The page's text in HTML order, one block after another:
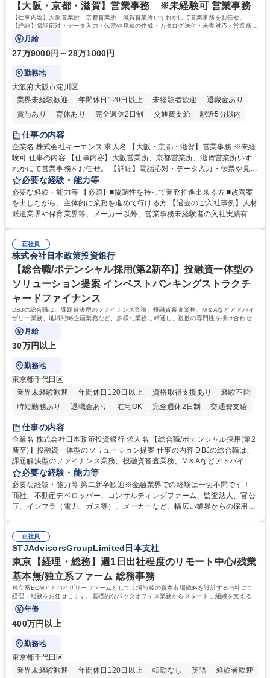
を込めてコミュニケーションをとりながら広報関連業務を行っておりま
す。 学歴・資格 学歴：大学院 大学 高専 短大 専修学校 高校 語学力： 資
格：
【大阪・京都・滋賀】営業事務 ※未経験可 営業事務
【仕事内容】大阪営業所、京都営業所、滋賀営業所いずれかにて営業事務をお任せ。
【詳細】電話応対・データ入力・伝票や見積の作成・カタログ送付・来客対応・営業所内
で発生する事務業務や業務改善をお任せ。
月給
27万9000円～28万1000円
勤務地
大阪府大阪市淀川区
業界未経験歓迎
年間休日120日以上 未経験者歓迎
退職金あり
賞与あり
育休あり 完全週休2日制 交通費支給
駅近5分以内
土日祝休み
仕事の内容
企業名 株式会社キーエンス 求人名 【大阪・京都・滋賀】営業事務 ※未経
験可 仕事の内容 【仕事内容】大阪営業所、京都営業所、滋賀営業所いず
れかにて営業事務をお任せ。 【詳細】電話応対・データ入力・伝票や見積
の作成・カタログ送付・来客対応・営業所内で発生する事務業務や業務改
善をお任せ。 【教育制度】ご入社後、育成担当とペアになりながらOJTに
て業務を覚えていただくことが可能です。業務システムがきちんと構築さ
れているため、スムーズに仕事に慣れることができる環境です。また、
募集職種 【大阪・京都・滋賀】営業事務 ※未経験可
必要な経験・能力等
必要な経験・能力等 【必須】■協調性を持って業務推進出来る方 ■改善案
を出しながら、主体的に業務を進めて行ける方 【過去のご入社事例】人材
派遣業界や保育業界等、メーカー以外、営業事務未経験者の入社実績有
えて、お客様や社員の状況に合わせ、能動的なサポート、改善の動きも期
待され。組織を支えるスペシャリストとして、チームに貢献し、結果的に
社員から頼られる存在になることができます。平均19:30の退勤以降の業
務の持ち帰りも禁止されており、メリハリのある働き方となります。 学
歴・資格 学歴：大学院 大学 高専 短大 語学力： 資格：
正社員
株式会社日本政策投資銀行
【総合職/ポテンシャル採用(第2新卒)】投融資一体型の
ソリューション提案 インベストバンキングストラクチ
ャードファイナンス
DBJの総合職は、課題解決型のファイナンス業務、投融資審査業務、M＆Aなどアドバイ
ザリー業務、地域戦略企画業務など、多様な業務に精通し、複数の専門性を掛け合わせて
広く社会に貢献していく職種です。
月給
30万円以上
勤務地
東京都千代田区
業界未経験歓迎
年間休日120日以上 資格取得支援あり
経験不問
時短勤務あり
退職金あり 在宅OK 完全週休2日制
交通費支給
駅近5分以内
食事補助あり
託児所あり
仕事の内容
企業名 株式会社日本政策投資銀行 求人名 【総合職/ポテンシャル採用(第2
新卒)】投融資一体型のソリューション提案 仕事の内容 DBJの総合職は、
課題解決型のファイナンス業務、投融資審査業務、M＆Aなどアドバイザ
リー業務、地域戦略企画業務など、多様な業務に精通し、複数の専門性を
掛け合わせて広く社会に貢献していく職種です。 入社後は、横断的なロー
テーションを経て適性や専門性に応じたキャリアを形成していただきま
す。総合職として入社いただき、下記いずれかの部門でご活躍いただきま
ート・ナレッジ業務 ※それぞれの業務内容に関しては、別途その他労働条
件備考欄に記載 募集職種 【総合職/ポテンシャル採用(第2新卒)】投融資一
体型のソリューション提案
必要な経験・能力等
必要な経験・能力等 第二新卒歓迎※金融業界での経験は一切不問です！
商社、不動産デベロッパー、コンサルティングファーム、監査法人、官公
庁、インフラ（電力、ガス等）、メーカーなど、幅広い業界からの採用実
く高い志を併せもった人材を求めています。ポテンシャル採用（第2新
卒）では、金融業界での経験や知識を問いません。新たな時代を見据え
て、複雑化する社会課題の解決に向けて先鞭をつける役割を担いたい、と
いう気概をお持ちの方を心待ちにしています。 学歴・資格 学歴：大学院
大学 語学力： 資格：
正社員
STJAdvisorsGroupLimited日本支社
東京【経理・総務】週1日出社程度のリモート中心/残業
基本無/独立系ファーム 総務事務
独立系ECMアドバイザリーファームとして上場前後の資本市場戦略を設計する当社にて
経理・総務をお任せします。基礎的なバックオフィス業務からスタートし組織を支える専
任担当として広く活躍できる環境です。
年俸
400万円以上
勤務地
東京都千代田区
業界未経験歓迎
年間休日120日以上 転勤なし 英語 経験者歓迎